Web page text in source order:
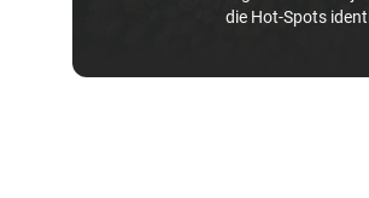
die Hot-Spots